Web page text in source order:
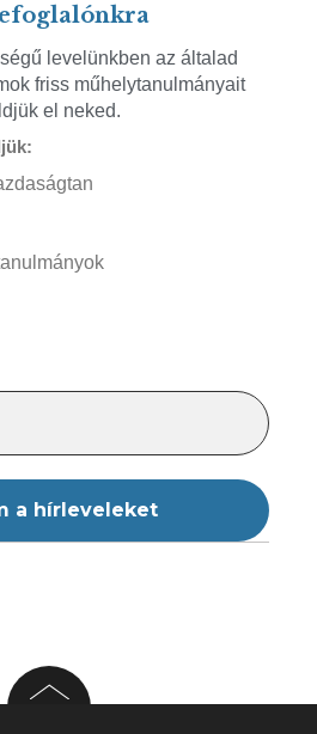
levelünkben az általad
friss műhelytanulmányait
el neked.